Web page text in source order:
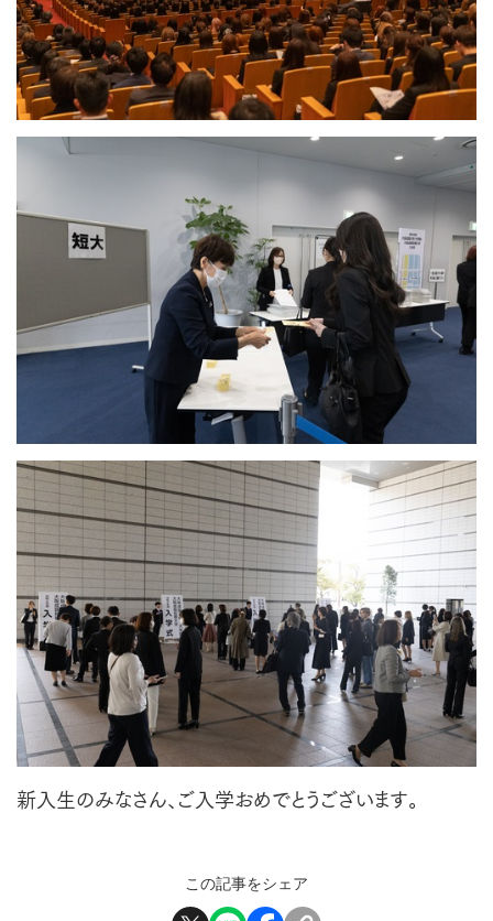
新入生のみなさん、ご入学おめでとうございます。
この記事をシェア